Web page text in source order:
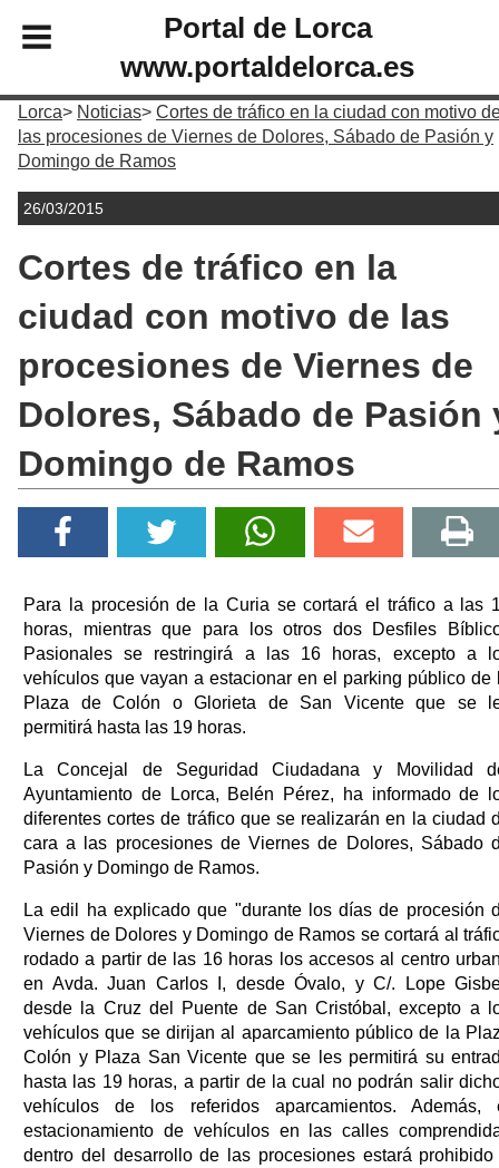
Portal de Lorca
www.portaldelorca.es
Lorca Noticias
Cortes de tráfico en la ciudad con motivo
las procesiones de Viernes de Dolores, Sábado de Pasión y
Domingo de Ramos
26/03/2015
Cortes de tráfico en la
ciudad con motivo de las
procesiones de Viernes de
Dolores, Sábado de Pasión
Domingo de Ramos
Para la procesión de la Curia se cortará el tráfico a las
horas, mientras que para los otros dos Desfiles
Pasionales se restringirá a las 16 horas, excepto a
vehículos que vayan a estacionar en el parking público de
Plaza de Colón o Glorieta de San Vicente que se
permitirá hasta las 19 horas.
La Concejal de Seguridad Ciudadana y Movilidad
Ayuntamiento de Lorca, Belén Pérez, ha informado de
diferentes cortes de tráfico que se realizarán en la ciudad
cara a las procesiones de Viernes de Dolores, Sábado
Pasión y Domingo de Ramos.
La edil ha explicado que "durante los días de procesión
Viernes de Dolores y Domingo de Ramos se cortará al
rodado a partir de las 16 horas los accesos al centro
en Avda. Juan Carlos I, desde Óvalo, y C/. Lope
desde la Cruz del Puente de San Cristóbal, excepto a
vehículos que se dirijan al aparcamiento público de la
Colón y Plaza San Vicente que se les permitirá su
hasta las 19 horas, a partir de la cual no podrán salir
vehículos de los referidos aparcamientos. Además,
estacionamiento de vehículos en las calles
dentro del desarrollo de las procesiones estará prohibido